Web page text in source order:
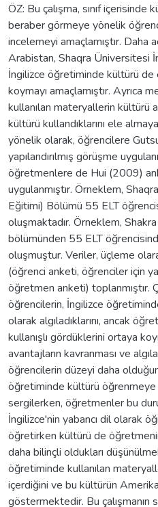
ÖZ: Bu çalışma, sınıf
beraber görmeye yönelik
incelemeyi amaçlamıştır. Daha
Arabistan, Shaqra Üniversitesi
İngilizce öğretiminde kültürü
koymayı amaçlamıştır. Ayrıca
kullanılan materyallerin kültürü
kültürü kullandıklarını ele
yönelik olarak, öğrencilere
yapılandırılmış görüşme
öğretmenlere de Hui (2009)
uygulanmıştır. Örneklem,
Eğitimi) Bölümü 55 ELT
oluşmaktadır. Örneklem,
bölümünden 55 ELT
oluşmuştur. Veriler, üçleme
(öğrenci anketi, öğrenciler için
öğretmen anketi) toplanmıştır.
öğrencilerin, İngilizce
olarak algıladıklarını, ancak
kullanışlı gördüklerini ortaya
avantajların kavranması ve
öğrencilerin düzeyi daha
öğretiminde kültürü öğrenmeye
sergilerken, öğretmenler bu
İngilizce'nin yabancı dil olarak
öğretirken kültürü de
daha bilinçli oldukları
öğretiminde kullanılan
içerdiğini ve bu kültürün
göstermektedir. Bu çalışmanın